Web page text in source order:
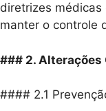
diretrizes médicas
manter o controle
### 2. Alterações
#### 2.1